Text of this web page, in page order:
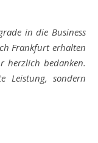
in die Business
Frankfurt erhalten
herzlich bedanken.
Leistung, sondern